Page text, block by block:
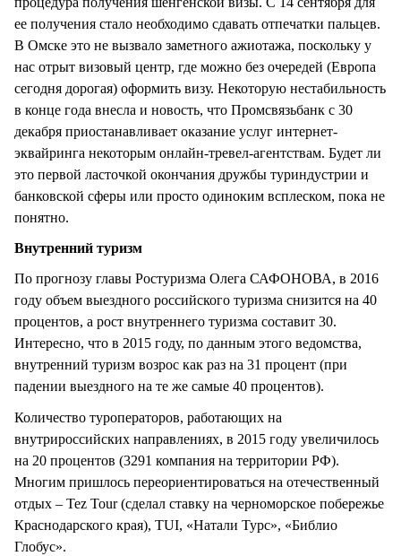
ее получения стало необходимо сдавать отпечатки пальцев.
В Омске это не вызвало заметного ажиотажа, поскольку у
нас отрыт визовый центр, где можно без очередей (Европа
сегодня дорогая) оформить визу. Некоторую нестабильность
в конце года внесла и новость, что Промсвязьбанк с 30
декабря приостанавливает оказание услуг интернет-
эквайринга некоторым онлайн-тревел-агентствам. Будет ли
это первой ласточкой окончания дружбы туриндустрии и
банковской сферы или просто одиноким всплеском, пока не
понятно.
Внутренний туризм
По прогнозу главы Ростуризма Олега САФОНОВА, в 2016
году объем выездного российского туризма снизится на 40
процентов, а рост внутреннего туризма составит 30.
Интересно, что в 2015 году, по данным этого ведомства,
внутренний туризм возрос как раз на 31 процент (при
падении выездного на те же самые 40 процентов).
Количество туроператоров, работающих на
внутрироссийских направлениях, в 2015 году увеличилось
на 20 процентов (3291 компания на территории РФ).
Многим пришлось переориентироваться на отечественный
отдых – Tez Tour (сделал ставку на черноморское побережье
Краснодарского края), TUI, «Натали Турс», «Библио
Глобус».